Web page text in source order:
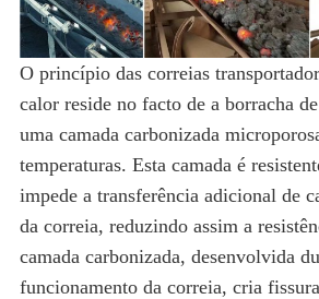
O princípio das correias
calor reside no facto de a borracha
uma camada carbonizada
temperaturas. Esta camada é
impede a transferência adicional de
da correia, reduzindo assim a
camada carbonizada, desenvolvida
funcionamento da correia, cria